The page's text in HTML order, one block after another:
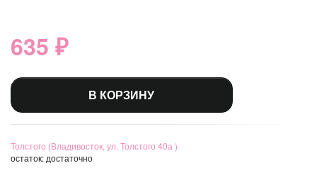
635 ₽
В КОРЗИНУ
Толстого (Владивосток, ул. Толстого 40а )
остаток: достаточно